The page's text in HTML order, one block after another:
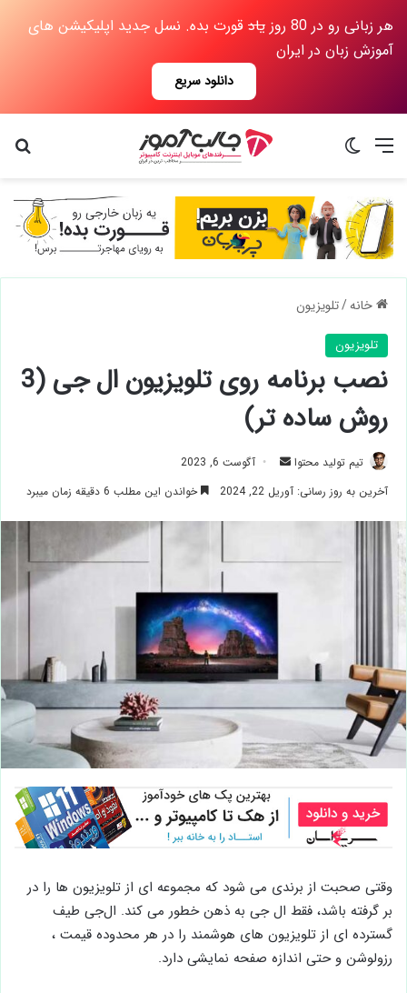
هر زبانی رو در 80 روز یاد قورت بده. نسل جدید اپلیکیشن های
آموزش زبان در ایران
دانلود سریع
منو
خانه/تلویزیون
تلویزیون
نصب برنامه روی تلویزیون ال جی (3
روش ساده تر)
تیم تولید محتوا
ارسال
ایمیل
آگوست 6, 2023
آخرین به روز رسانی: آوریل 22, 2024
خواندن این مطلب 6 دقیقه زمان میبرد
وقتی صحبت از برندی می شود که مجموعه ای از تلویزیون ها را در
بر گرفته باشد، فقط ال جی به ذهن خطور می کند. ال‌جی طیف
گسترده ‌ای از تلویزیون ‌های هوشمند را در هر محدوده قیمت ،
رزولوشن و حتی اندازه صفحه نمایشی دارد.